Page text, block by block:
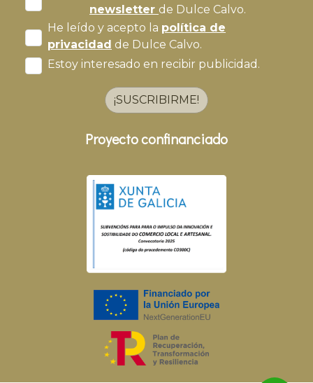
newsletter de Dulce Calvo.
He leído y acepto la política de
privacidad de Dulce Calvo.
Estoy interesado en recibir publicidad.
¡SUSCRIBIRME!
Proyecto confinanciado